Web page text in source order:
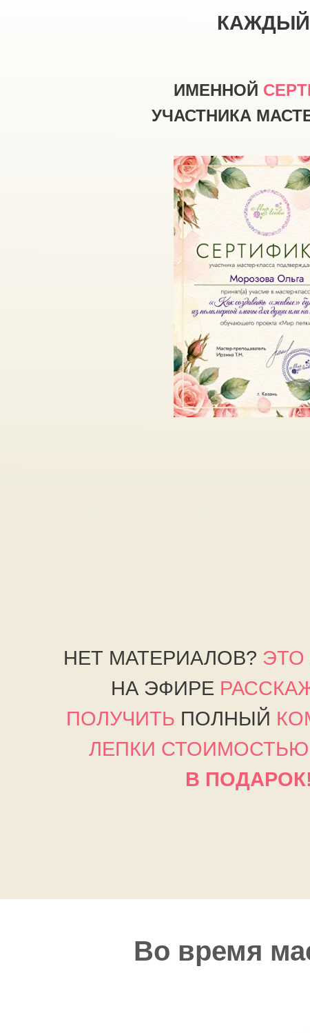
Зарегистрируйся
и получи в подарок
созданию
Зарегистрируйся на мастер-
класс и получи полное
руководство по материалам
для создания "живых" букетов
КАЖДЫЙ
ИМЕННОЙ
УЧАСТНИКА
НЕТ МАТЕРИАЛОВ? ЭТО
НА ЭФИРЕ
ПОЛУЧИТЬ ПОЛНЫЙ
ЛЕПКИ СТОИМОСТЬЮ
В ПОДАРОК!
Во время